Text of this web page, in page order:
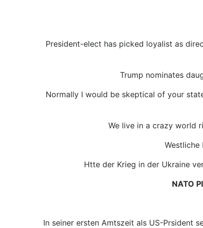
President-elect has picked loyalist as
Trump nominates
Normally I would be skeptical of your
We live in a crazy world
Westliche
Htte der Krieg in der Ukraine
NATO
In seiner ersten Amtszeit als US-Prsident